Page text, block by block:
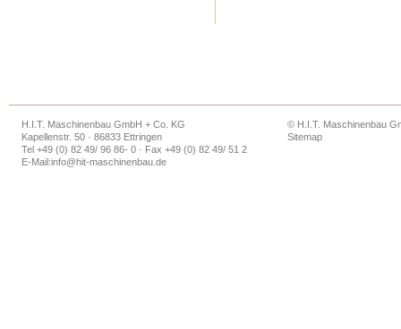
H.I.T. Maschinenbau GmbH + Co. KG
Kapellenstr. 50 · 86833 Ettringen
Tel +49 (0) 82 49/ 96 86- 0 · Fax +49 (0) 82 49/ 51 2
E-Mail:info@hit-maschinenbau.de
© H.I.T. Maschinenbau
Sitemap